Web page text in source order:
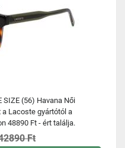
SIZE (56) Havana Női
Lacoste gyártótól a
48890 Ft - ért találja.
Ft